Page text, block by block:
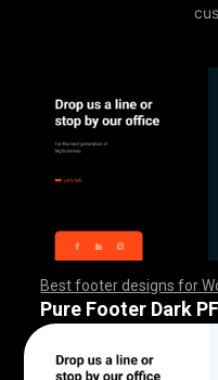
Best footer designs for
,,,,,,,,,,,,,,,,,,,,,,,,,,,
,,,,,,,,,,,,,,,,,,,,,,,,,,,
,,,,,,,,
Pure Footer Dark